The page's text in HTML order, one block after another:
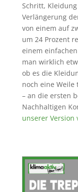
Schritt,
Verlängerung
von einem auf
um 24 Prozent
einem
man wirklich
ob es die
noch eine Weile
– an die ersten
Nachhaltigen
unserer Version